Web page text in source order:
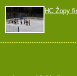
HC Žopy